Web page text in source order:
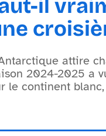
il
attire
2024-2025 a
le continent